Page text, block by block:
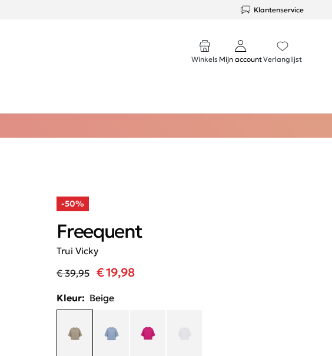
Klantenservice
Winkels Mijn accountVerlanglijst
-50%
Trui Vicky
Freequent
€ 39,95 € 19,98
Kleur: Beige